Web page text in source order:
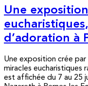
Une
d’adoration à
Une exposition crée
miracles eucharistiques
est affichée du 7 au 25